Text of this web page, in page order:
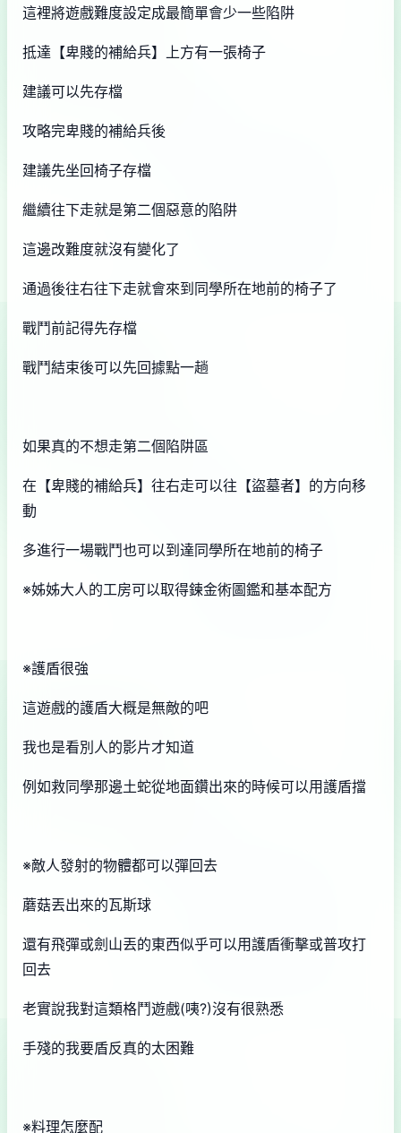
這裡將遊戲難度設定成最簡單會少一些陷阱
抵達【卑賤的補給兵】上方有一張椅子
建議可以先存檔
攻略完卑賤的補給兵後
建議先坐回椅子存檔
繼續往下走就是第二個惡意的陷阱
這邊改難度就沒有變化了
通過後往右往下走就會來到同學所在地前的椅子了
戰鬥前記得先存檔
戰鬥結束後可以先回據點一趟
如果真的不想走第二個陷阱區
在【卑賤的補給兵】往右走可以往【盜墓者】的方向移
動
多進行一場戰鬥也可以到達同學所在地前的椅子
※姊姊大人的工房可以取得鍊金術圖鑑和基本配方
※護盾很強
這遊戲的護盾大概是無敵的吧
我也是看別人的影片才知道
例如救同學那邊土蛇從地面鑽出來的時候可以用護盾擋
※敵人發射的物體都可以彈回去
蘑菇丟出來的瓦斯球
還有飛彈或劍山丟的東西似乎可以用護盾衝擊或普攻打
回去
老實說我對這類格鬥遊戲(咦?)沒有很熟悉
手殘的我要盾反真的太困難
※料理怎麼配